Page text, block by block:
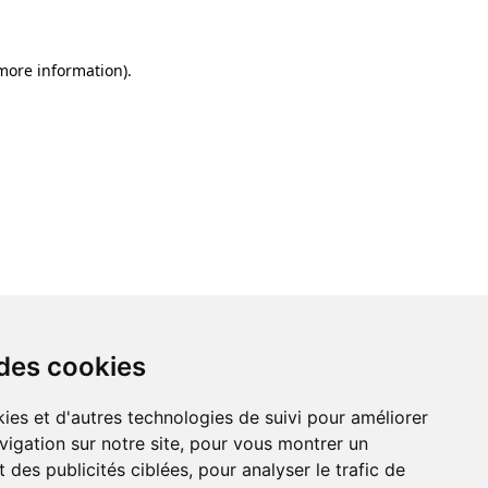
cookies
et d'autres technologies de suivi pour améliorer
sur notre site, pour vous montrer un
des publicités ciblées, pour analyser le trafic de
information).